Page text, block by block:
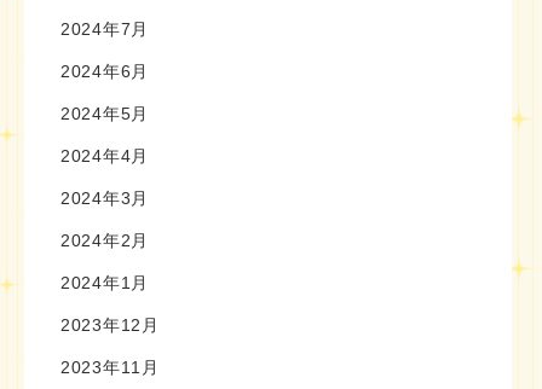
2024年7月
2024年6月
2024年5月
2024年4月
2024年3月
2024年2月
2024年1月
2023年12月
2023年11月